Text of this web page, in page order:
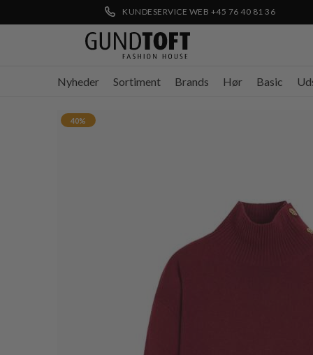
KUNDESERVICE WEB +45 76 40 81 36
Nyheder Sortiment Brands Hør Basic
40%